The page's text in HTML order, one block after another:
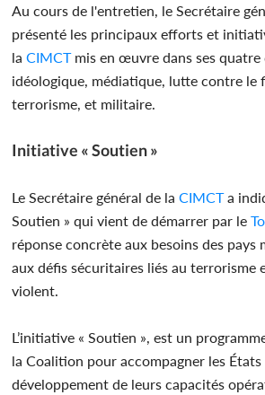
Au cours de l'entretien, le Secrétaire
présenté les principaux efforts et
la CIMCTmis en œuvre dans ses quatre
idéologique, médiatique, lutte contre le
terrorisme, et militaire.
Initiative « Soutien »
Le Secrétaire général de la CIMCTa
Soutien » qui vient de démarrer par le
réponse concrète aux besoins des pays
aux défis sécuritaires liés au terrorisme
violent.
L’initiative « Soutien », est un
la Coalition pour accompagner les États
développement de leurs capacités